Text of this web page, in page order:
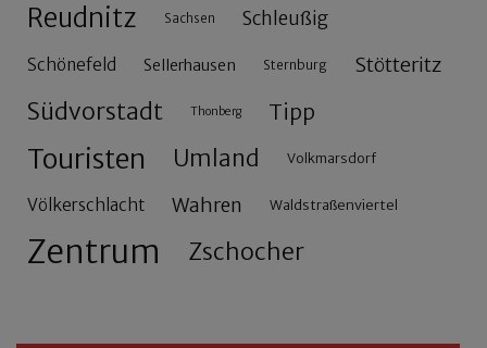
Reudnitz Sachsen Schleußig
Schönefeld Sellerhausen Sternburg Stötteritz
Südvorstadt Thonberg Tipp
Touristen Umland Volkmarsdorf
Völkerschlacht Wahren Waldstraßenviertel
Zentrum Zschocher